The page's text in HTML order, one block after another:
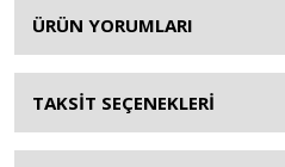
ÜRÜN YORUMLARI
TAKSİT SEÇENEKLERİ